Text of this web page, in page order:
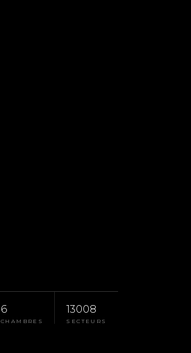
6
CHAMBRES
13008
SECTEURS